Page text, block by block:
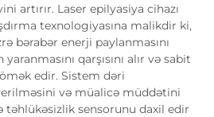
artırır. Laser epilyasiya cihazı
texnologiyasına malikdir ki,
bərabər enerji paylanmasını
qarşısını alır və sabit
edir. Sistem dəri
və müalicə müddətini
təhlükəsizlik sensorunu daxil edir